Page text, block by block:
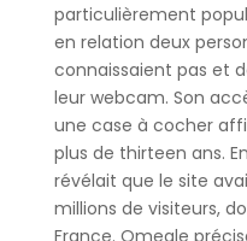
particulièrement
en relation deux
connaissaient pas et
leur webcam. Son
une case à cocher
plus de thirteen ans.
révélait que le site
millions de visiteurs,
France. Omegle